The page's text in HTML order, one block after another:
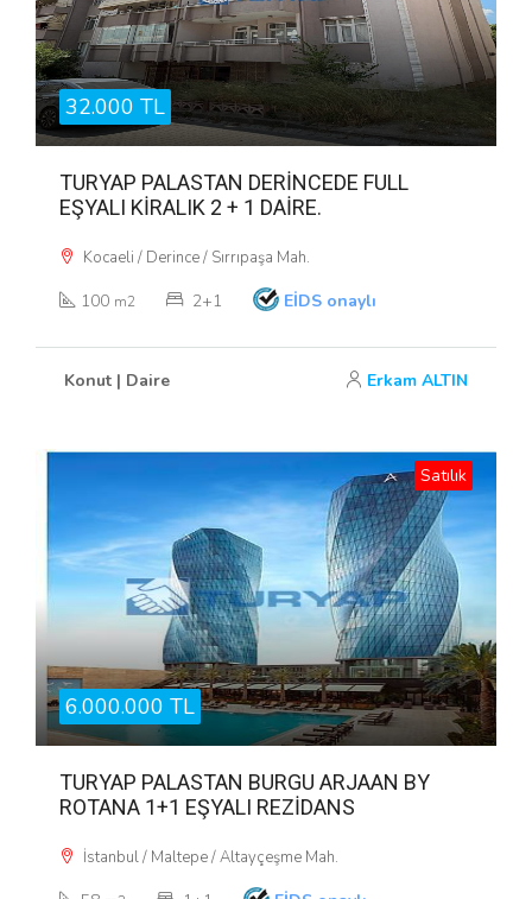
32.000 TL
TURYAP PALASTAN DERİNCEDE FULL
EŞYALI KİRALIK 2 + 1 DAİRE.
Kocaeli / Derince / Sırrıpaşa Mah.
100 m2 2+1 EİDS onaylı
Konut | Daire Erkam ALTIN
Satılık
6.000.000 TL
TURYAP PALASTAN BURGU ARJAAN BY
ROTANA 1+1 EŞYALI REZİDANS
İstanbul / Maltepe / Altayçeşme Mah.